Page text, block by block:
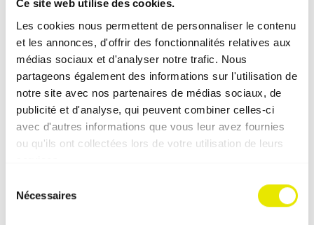
Ce site web utilise des cookies.
Les cookies nous permettent de personnaliser le contenu
et les annonces, d'offrir des fonctionnalités relatives aux
médias sociaux et d'analyser notre trafic. Nous
partageons également des informations sur l'utilisation de
notre site avec nos partenaires de médias sociaux, de
publicité et d'analyse, qui peuvent combiner celles-ci
avec d'autres informations que vous leur avez fournies
ou qu'ils ont collectées lors de votre utilisation de leurs
Nécessaires
Domaines d'application fréquents
Compléments adaptés à ces
accessoires